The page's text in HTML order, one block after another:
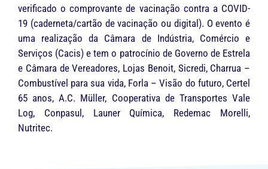
verificado o comprovante de vacinação contra a COVID-
19 (caderneta/cartão de vacinação ou digital). O evento é
uma realização da Câmara de Indústria, Comércio e
Serviços (Cacis) e tem o patrocínio de Governo de Estrela
e Câmara de Vereadores, Lojas Benoit, Sicredi, Charrua –
Combustível para sua vida, Forla – Visão do futuro, Certel
65 anos, A.C. Müller, Cooperativa de Transportes Vale
Log, Conpasul, Launer Química, Redemac Morelli,
Nutritec.